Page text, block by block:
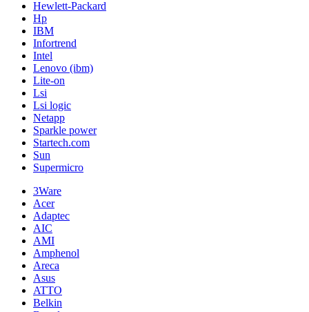
Hewlett-Packard
Hp
IBM
Infortrend
Intel
Lenovo (ibm)
Lite-on
Lsi
Lsi logic
Netapp
Sparkle power
Startech.com
Sun
Supermicro
3Ware
Acer
Adaptec
AIC
AMI
Amphenol
Areca
Asus
ATTO
Belkin